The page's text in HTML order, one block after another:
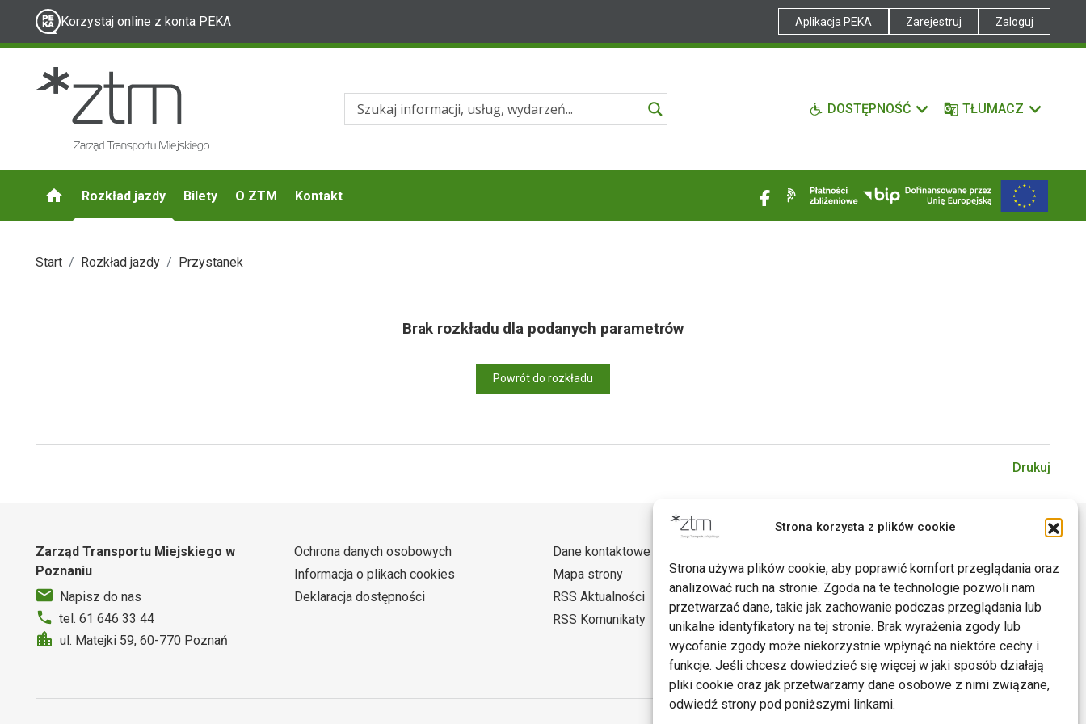
Strona korzysta z plików cookie
Strona używa plików cookie, aby poprawić komfort przeglądania oraz
analizować ruch na stronie. Zgoda na te technologie pozwoli nam
przetwarzać dane, takie jak zachowanie podczas przeglądania lub
unikalne identyfikatory na tej stronie. Brak wyrażenia zgody lub
wycofanie zgody może niekorzystnie wpłynąć na niektóre cechy i
funkcje. Jeśli chcesz dowiedzieć się więcej w jaki sposób działają
pliki cookie oraz jak przetwarzamy dane osobowe z nimi związane,
odwiedź strony pod poniższymi linkami.
Korzystaj online z konta PEKA Aplikacja PEKA Zarejestruj Zaloguj
DOSTĘPNOŚĆ TŁUMACZ
Rozkład jazdy Bilety O ZTM Kontakt
Start Rozkład jazdy Przystanek
Brak rozkładu dla podanych parametrów
Powrót do rozkładu
Drukuj
Zarząd Transportu Miejskiego w
Poznaniu
Napisz do nas
tel. 61 646 33 44
ul. Matejki 59, 60-770 Poznań
Ochrona danych osobowych
Informacja o plikach cookies
Deklaracja dostępności
Dane kontaktowe
Mapa strony
RSS Aktualności
RSS Komunikaty